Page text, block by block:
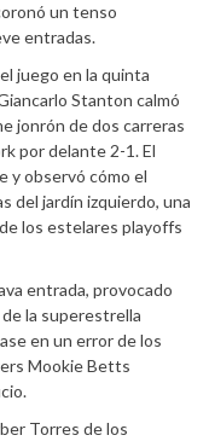
un tenso
entradas.
juego en la quinta
Stanton calmó
jonrón de dos carreras
por delante 2-1. El
y observó cómo el
del jardín izquierdo, una
los estelares playoffs
entrada, provocado
la superestrella
en un error de los
Mookie Betts
Torres de los